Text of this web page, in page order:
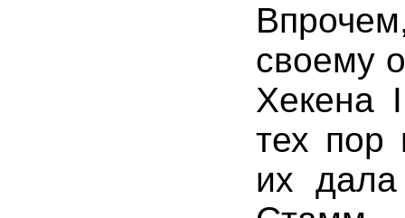
своему
Хекена
тех пор
их